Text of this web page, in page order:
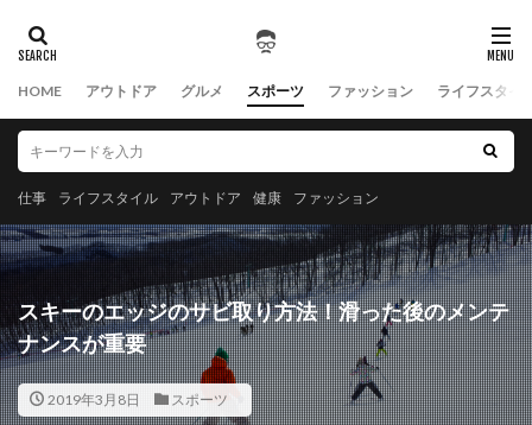
HOME アウトドア グルメ スポーツ ファッション ライフスタイ
仕事 ライフスタイル アウトドア 健康 ファッション
スキーのエッジのサビ取り方法！滑った後のメンテ
ナンスが重要
2019年3月8日 スポーツ